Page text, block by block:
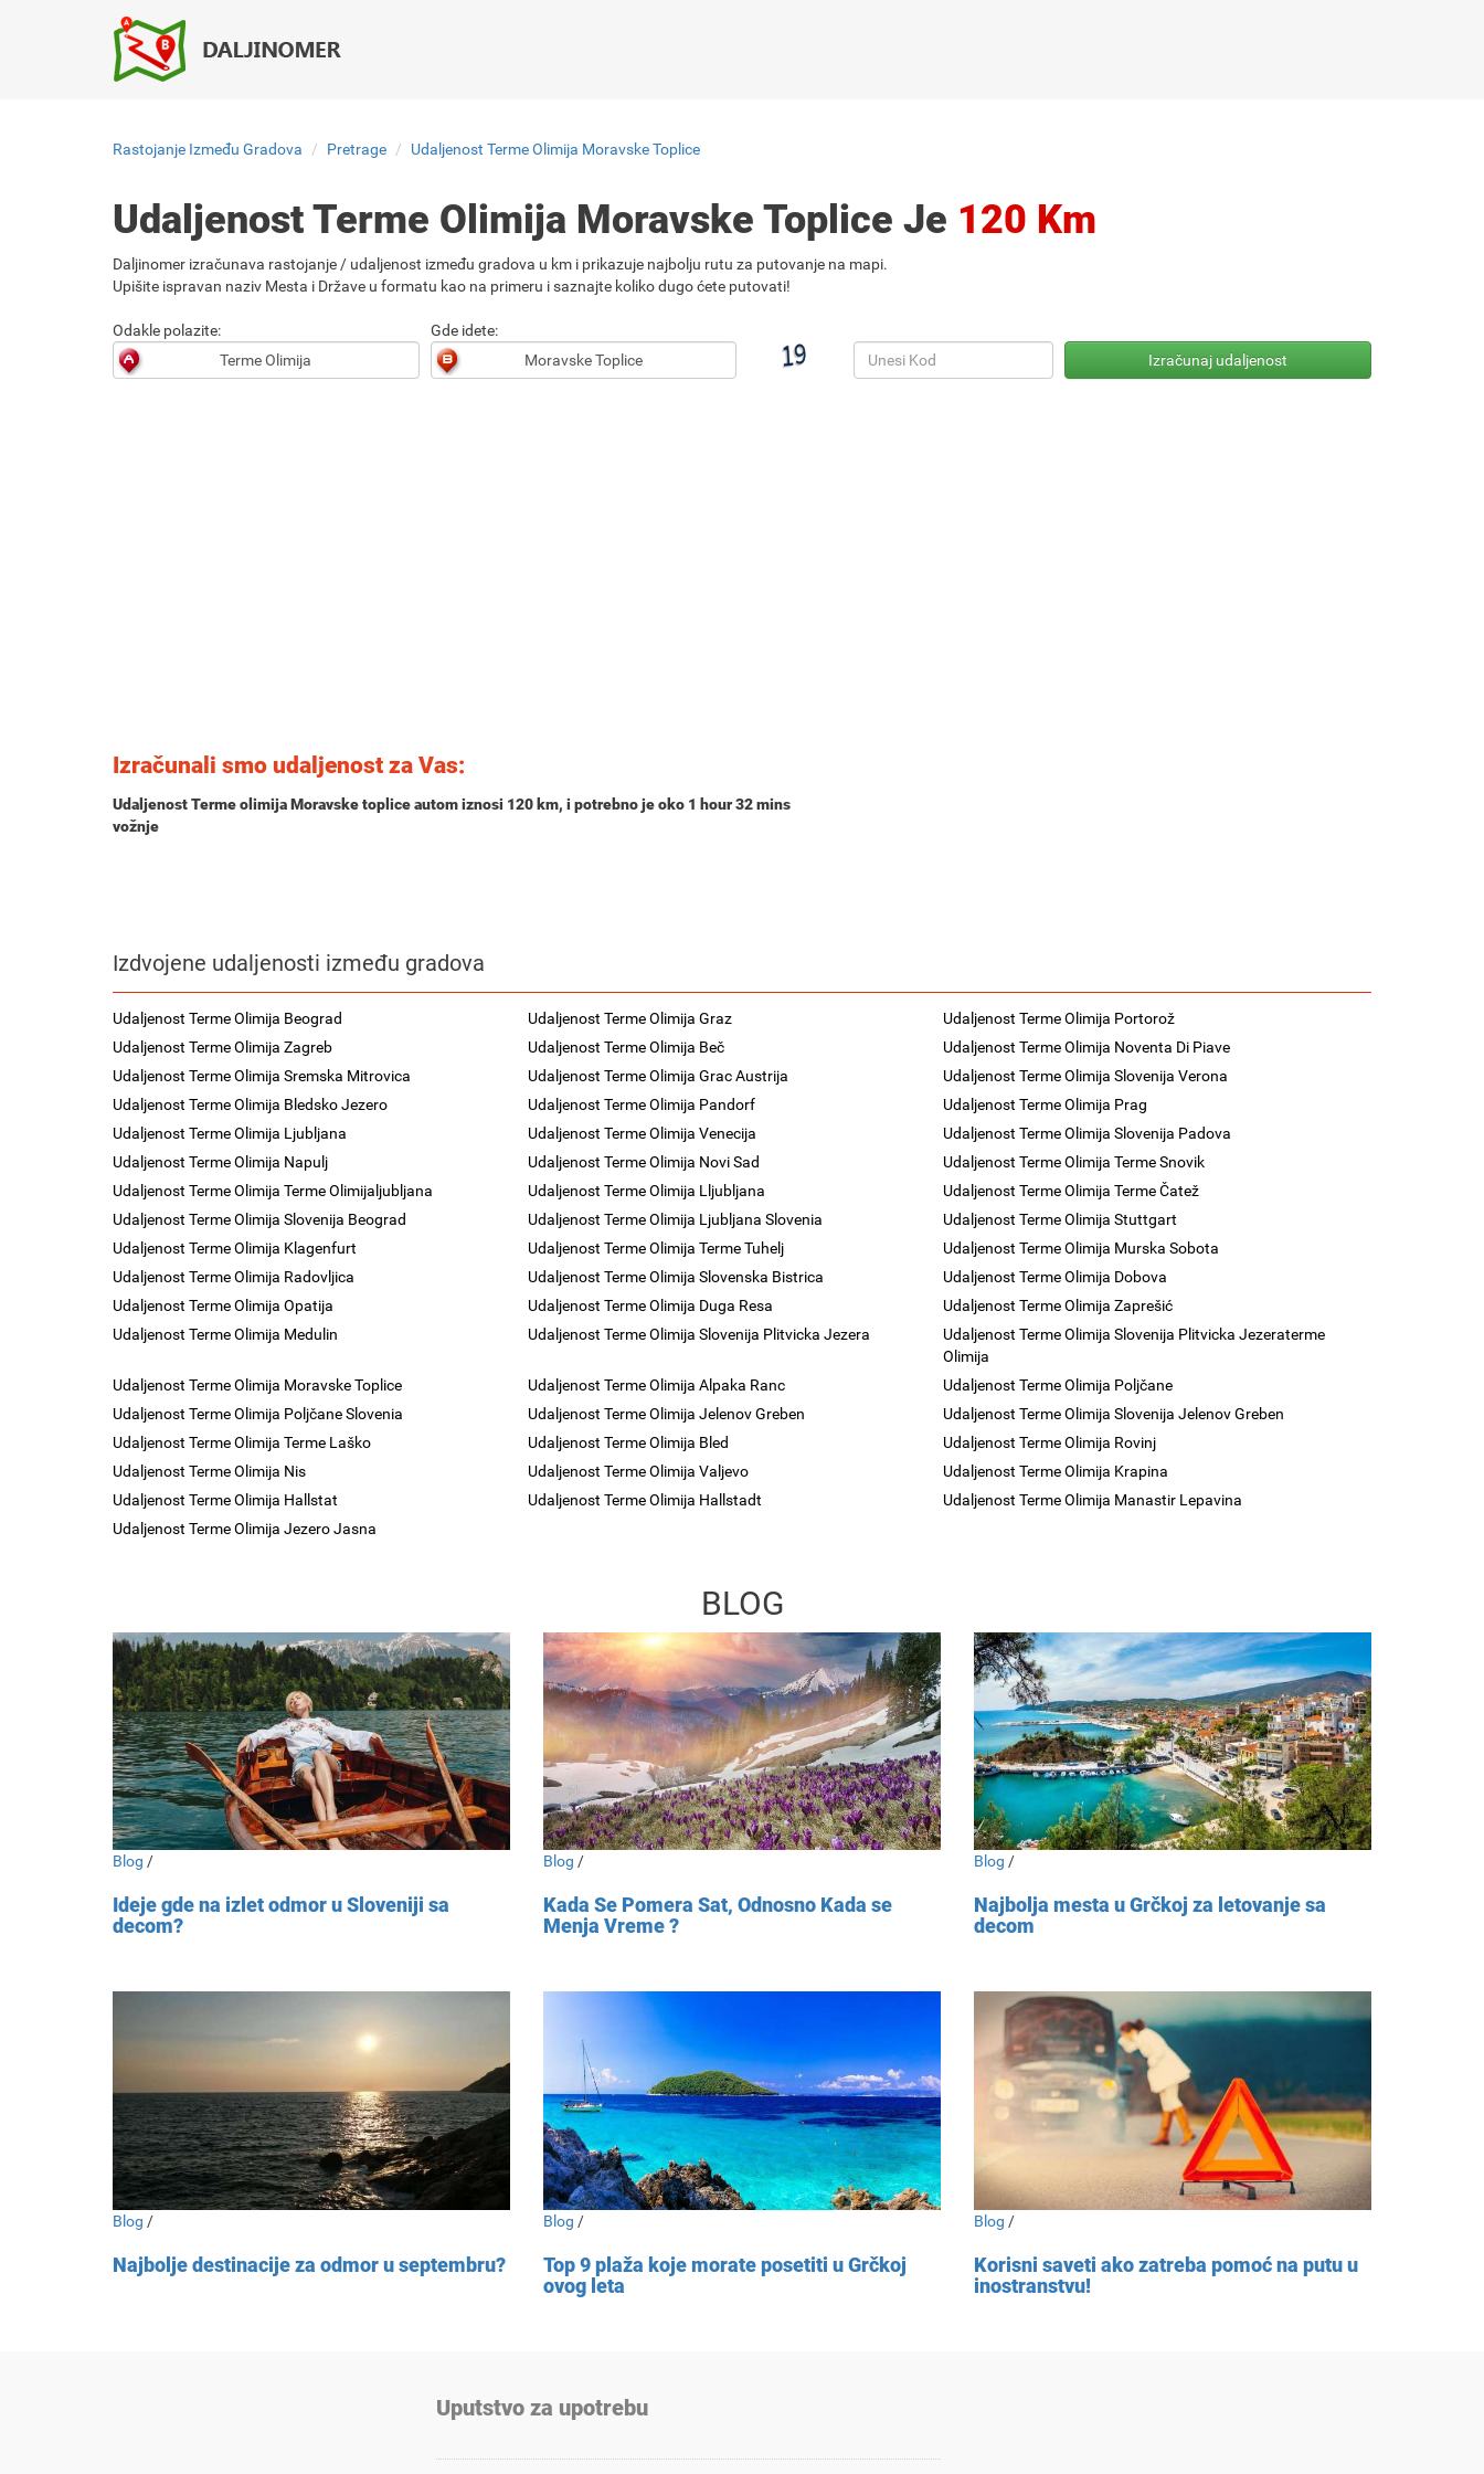
Rastojanje Između Gradova Pretrage Udaljenost Terme Olimija Moravske Toplice
Udaljenost Terme Olimija Moravske Toplice Je 120 Km
Daljinomer izračunava rastojanje / udaljenost između gradova u km i prikazuje najbolju rutu za putovanje na mapi.
Upišite ispravan naziv Mesta i Države u formatu kao na primeru i saznajte koliko dugo ćete putovati!
Odakle polazite: Gde idete:
Izračunali smo udaljenost za Vas:
Udaljenost Terme olimija Moravske toplice autom iznosi 120 km, i potrebno je oko 1 hour 32 mins
vožnje
Izdvojene udaljenosti između gradova
Udaljenost Terme Olimija Beograd Udaljenost Terme Olimija Graz
Udaljenost Terme Olimija Portorož
Udaljenost Terme Olimija Zagreb
Udaljenost Terme Olimija Beč
Udaljenost Terme Olimija Noventa Di Piave
Udaljenost Terme Olimija Sremska Mitrovica
Udaljenost Terme Olimija Grac Austrija
Udaljenost Terme Olimija Slovenija Verona
Udaljenost Terme Olimija Bledsko Jezero
Udaljenost Terme Olimija Pandorf
Udaljenost Terme Olimija Prag
Udaljenost Terme Olimija Ljubljana
Udaljenost Terme Olimija Venecija
Udaljenost Terme Olimija Slovenija Padova
Udaljenost Terme Olimija Napulj
Udaljenost Terme Olimija Novi Sad
Udaljenost Terme Olimija Terme Snovik
Udaljenost Terme Olimija Terme Olimijaljubljana
Udaljenost Terme Olimija Lljubljana
Udaljenost Terme Olimija Terme Čatež
Udaljenost Terme Olimija Slovenija Beograd
Udaljenost Terme Olimija Ljubljana Slovenia
Udaljenost Terme Olimija Stuttgart
Udaljenost Terme Olimija Klagenfurt
Udaljenost Terme Olimija Terme Tuhelj
Udaljenost Terme Olimija Murska Sobota
Udaljenost Terme Olimija Radovljica
Udaljenost Terme Olimija Slovenska Bistrica
Udaljenost Terme Olimija Dobova
Udaljenost Terme Olimija Opatija
Udaljenost Terme Olimija Duga Resa
Udaljenost Terme Olimija Zaprešić
Udaljenost Terme Olimija Medulin
Udaljenost Terme Olimija Slovenija Plitvicka Jezera
Udaljenost Terme Olimija Slovenija Plitvicka Jezeraterme
Olimija
Udaljenost Terme Olimija Moravske Toplice
Udaljenost Terme Olimija Alpaka Ranc
Udaljenost Terme Olimija Poljčane
Udaljenost Terme Olimija Poljčane Slovenia
Udaljenost Terme Olimija Jelenov Greben
Udaljenost Terme Olimija Slovenija Jelenov Greben
Udaljenost Terme Olimija Terme Laško
Udaljenost Terme Olimija Bled
Udaljenost Terme Olimija Rovinj
Udaljenost Terme Olimija Nis
Udaljenost Terme Olimija Valjevo
Udaljenost Terme Olimija Krapina
Udaljenost Terme Olimija Hallstat
Udaljenost Terme Olimija Hallstadt
Udaljenost Terme Olimija Manastir Lepavina
Udaljenost Terme Olimija Jezero Jasna
BLOG
Blog /
Ideje gde na izlet odmor u Sloveniji sa
decom?
Blog /
Kada Se Pomera Sat, Odnosno Kada se
Menja Vreme ?
Blog /
Najbolja mesta u Grčkoj za letovanje sa
decom
Blog /
Najbolje destinacije za odmor u septembru?
Blog /
Top 9 plaža koje morate posetiti u Grčkoj
ovog leta
Blog /
Korisni saveti ako zatreba pomoć na putu u
inostranstvu!
Uputstvo za upotrebu